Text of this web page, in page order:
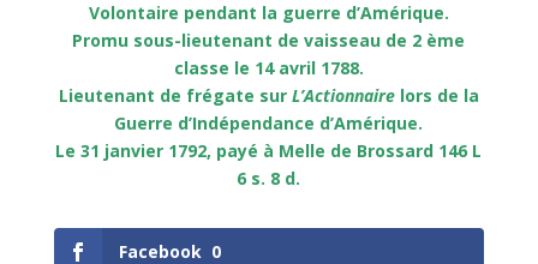
Volontaire pendant la guerre d’Amérique.
Promu sous-lieutenant de vaisseau de 2 ème
classe le 14 avril 1788.
Lieutenant de frégate sur L’Actionnairelors de la
Guerre d’Indépendance d’Amérique.
Le 31 janvier 1792, payé à Melle de Brossard 146 L
6 s. 8 d.
Facebook 0